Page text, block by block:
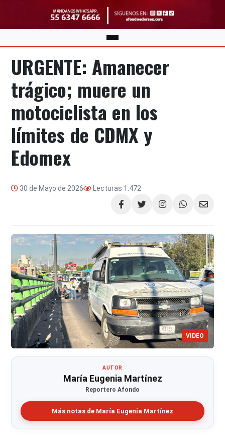
URGENTE: Amanecer
trágico; muere un
motociclista en los
límites de CDMX y
Edomex
30 de Mayo de 2026 Lecturas 1.472
Compartir
VIDEO
AUTOR
María Eugenia Martínez
Reportero Afondo
Más notas de María Eugenia Martínez